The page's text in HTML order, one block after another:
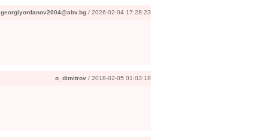
georgiyordanov2004@abv.bg / 2026-02-04 17:28:23
o_dimitrov / 2018-02-05 01:03:18